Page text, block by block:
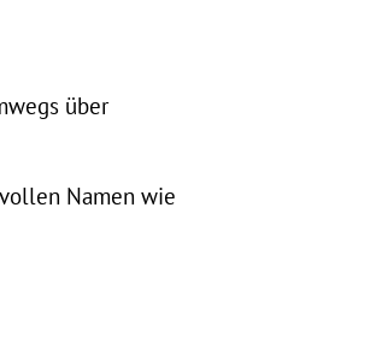
über
Namen wie